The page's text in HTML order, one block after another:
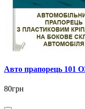
Авто прапорець 101
80грн